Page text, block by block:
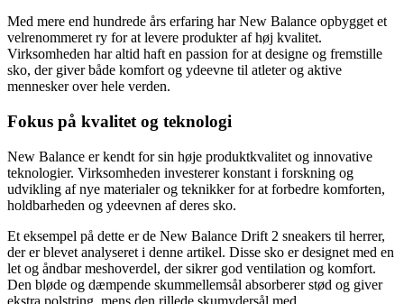
Med mere end hundrede års erfaring har New Balance opbygget et
velrenommeret ry for at levere produkter af høj kvalitet.
Virksomheden har altid haft en passion for at designe og fremstille
sko, der giver både komfort og ydeevne til atleter og aktive
mennesker over hele verden.
Fokus på kvalitet og teknologi
New Balance er kendt for sin høje produktkvalitet og innovative
teknologier. Virksomheden investerer konstant i forskning og
udvikling af nye materialer og teknikker for at forbedre komforten,
holdbarheden og ydeevnen af deres sko.
Et eksempel på dette er de New Balance Drift 2 sneakers til herrer,
der er blevet analyseret i denne artikel. Disse sko er designet med en
let og åndbar meshoverdel, der sikrer god ventilation og komfort.
Den bløde og dæmpende skummellemsål absorberer stød og giver
ekstra polstring, mens den rillede skumydersål med